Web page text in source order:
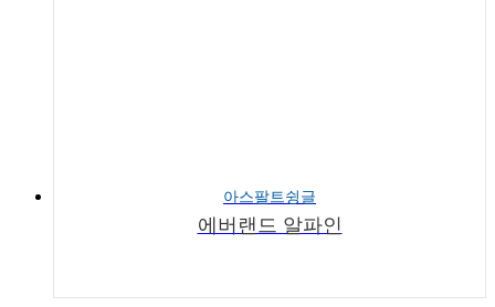
아스팔트슁글
에버랜드 알파인